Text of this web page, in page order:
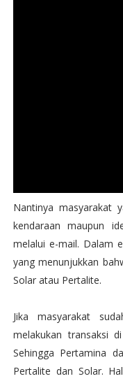
Nantinya masyarakat
kendaraan maupun
melalui e-mail. Dalam
yang menunjukkan
Solar atau Pertalite.
Jika masyarakat
melakukan transaksi
Sehingga Pertamina
Pertalite dan Solar.